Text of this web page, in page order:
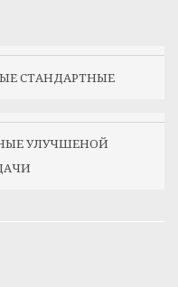
СТАНДАРТНЫЕ
УЛУЧШЕНОЙ